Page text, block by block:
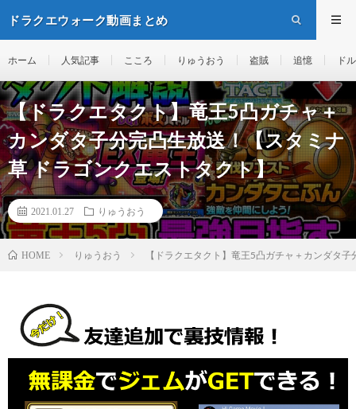
ドラクエウォーク動画まとめ
ホーム 人気記事 こころ りゅうおう 盗賊 追憶 ド
【ドラクエタクト】竜王5凸ガチャ＋
カンダタ子分完凸生放送！【スタミナ
草 ドラゴンクエストタクト】
2021.01.27 りゅうおう
HOME りゅうおう 【ドラクエタクト】竜王5凸ガチャ＋カンダタ